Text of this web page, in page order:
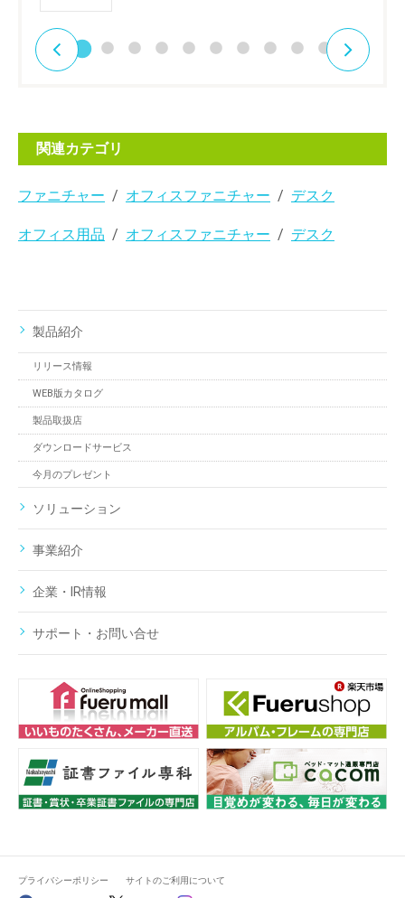
関連カテゴリ
ファニチャー オフィスファニチャー デスク
オフィス用品 オフィスファニチャー デスク
製品紹介
リリース情報
WEB版カタログ
製品取扱店
ダウンロードサービス
今月のプレゼント
ソリューション
事業紹介
企業・IR情報
サポート・お問い合せ
プライバシーポリシー サイトのご利用について